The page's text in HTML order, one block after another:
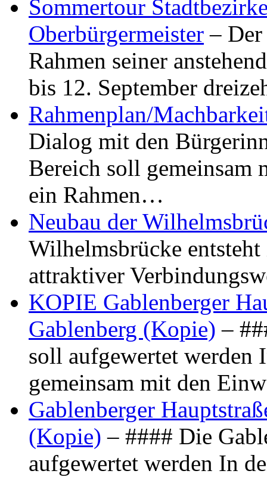
Sommertour
Oberbürgermeister –
Rahmen seiner
bis 12. September
Rahmenplan/
Dialog mit den
Bereich soll gemeinsam
ein Rahmen…
Neubau der
Wilhelmsbrücke
attraktiver
KOPIE Gablenberger
Gablenberg (Kopie) –
soll aufgewertet werden
gemeinsam mit den
Gablenberger
(Kopie) – #### Die
aufgewertet werden In